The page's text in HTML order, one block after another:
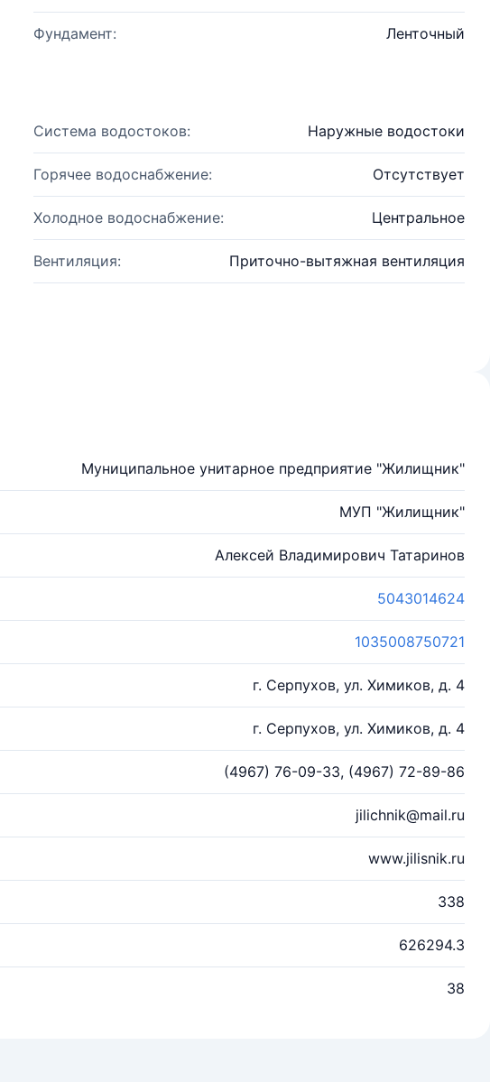
Фундамент: Ленточный
Система водостоков: Наружные водостоки
Горячее водоснабжение: Отсутствует
Холодное водоснабжение: Центральное
Вентиляция: Приточно-вытяжная вентиляция
Муниципальное унитарное предприятие "Жилищник"
МУП "Жилищник"
Алексей Владимирович Татаринов
5043014624
1035008750721
г. Серпухов, ул. Химиков, д. 4
г. Серпухов, ул. Химиков, д. 4
(4967) 76-09-33, (4967) 72-89-86
jilichnik@mail.ru
www.jilisnik.ru
338
626294.3
38